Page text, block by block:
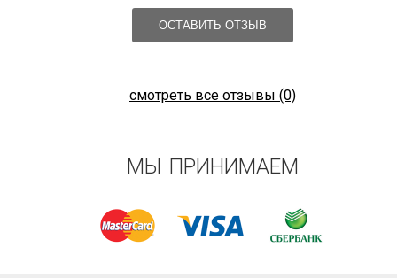
ОСТАВИТЬ ОТЗЫВ
смотреть все отзывы (0)
МЫ ПРИНИМАЕМ